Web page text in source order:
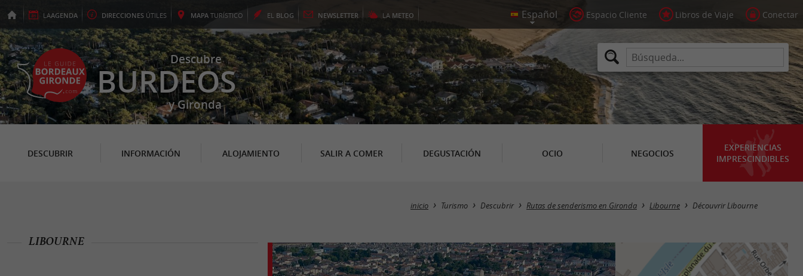
LAAGENDA DIRECCIONES ÚTILES MAPA TURÍSTICO EL BLOG NEWSLETTER LA METEO Espacio Cliente Libros de Viaje Conectar
Descubre
BURDEOS
y Gironda
DESCUBRIR INFORMACIÓN ALOJAMIENTO SALIR A COMER DEGUSTACIÓN OCIO NEGOCIOS
EXPERIENCIAS
IMPRESCINDIBLES
inicio Turismo Descubrir Rutas de senderismo en Gironda Libourne Découvrir Libourne
LIBOURNE